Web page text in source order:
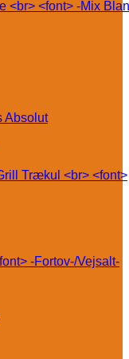
Absolut